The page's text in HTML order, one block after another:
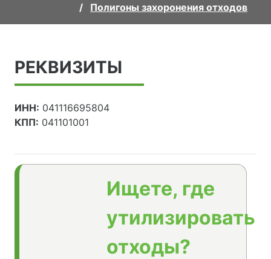
Полигоны захоронения отходов
РЕКВИЗИТЫ
ИНН: 041116695804
КПП: 041101001
Ищете, где
утилизировать
отходы?